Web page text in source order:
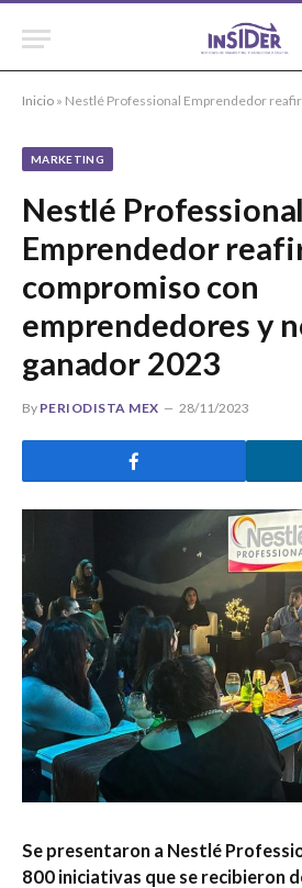
Inicio » Nestlé Professional Emprendedor reafirma su compromiso con
MARKETING
Nestlé Professional
Emprendedor
compromiso con
emprendedores y
ganador 2023
By PERIODISTA MEX 28/11/2023
Se presentaron a Nestlé
800 iniciativas que se recibieron